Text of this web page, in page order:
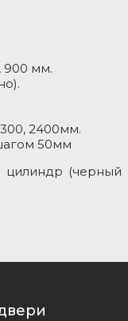
900 мм.
2400мм.
50мм
(черный